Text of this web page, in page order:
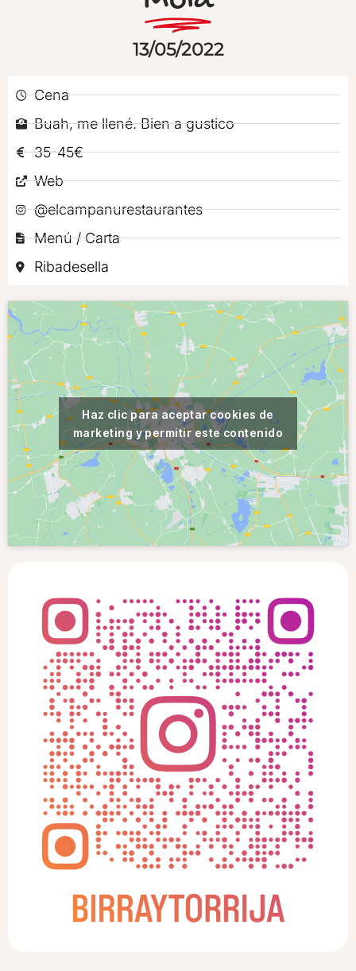
13/05/2022
Cena
Buah, me llené. Bien a gustico
35-45€
Web
@elcampanurestaurantes
Menú / Carta
Ribadesella
Haz clic para aceptar cookies de
marketing y permitir este contenido